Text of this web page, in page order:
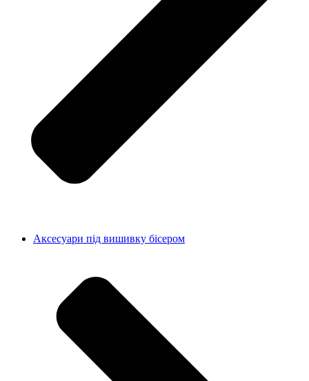
Аксесуари під вишивку бісером